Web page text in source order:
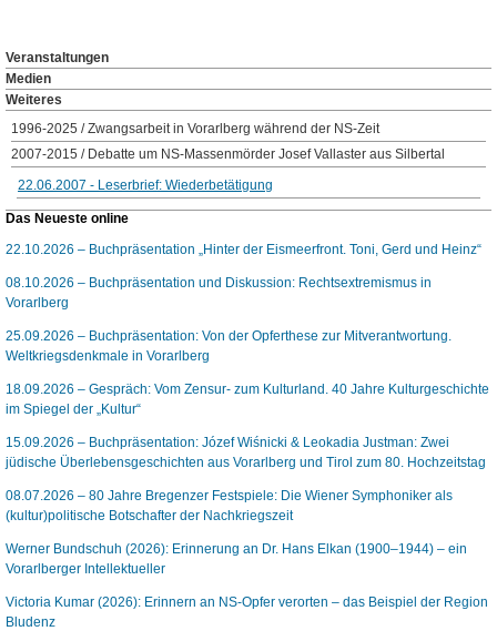
Veranstaltungen
Medien
Weiteres
1996-2025 / Zwangsarbeit in Vorarlberg während der NS-Zeit
2007-2015 / Debatte um NS-Massenmörder Josef Vallaster aus Silbertal
22.06.2007 - Leserbrief: Wiederbetätigung
Das Neueste online
22.10.2026 – Buchpräsentation „Hinter der Eismeerfront. Toni, Gerd und Heinz“
08.10.2026 – Buchpräsentation und Diskussion: Rechtsextremismus in
Vorarlberg
25.09.2026 – Buchpräsentation: Von der Opferthese zur Mitverantwortung.
Weltkriegsdenkmale in Vorarlberg
18.09.2026 – Gespräch: Vom Zensur- zum Kulturland. 40 Jahre Kulturgeschichte
im Spiegel der „Kultur“
15.09.2026 – Buchpräsentation: Józef Wiśnicki & Leokadia Justman: Zwei
jüdische Überlebensgeschichten aus Vorarlberg und Tirol zum 80. Hochzeitstag
08.07.2026 – 80 Jahre Bregenzer Festspiele: Die Wiener Symphoniker als
(kultur)politische Botschafter der Nachkriegszeit
Werner Bundschuh (2026): Erinnerung an Dr. Hans Elkan (1900–1944) – ein
Vorarlberger Intellektueller
Victoria Kumar (2026): Erinnern an NS-Opfer verorten – das Beispiel der Region
Bludenz